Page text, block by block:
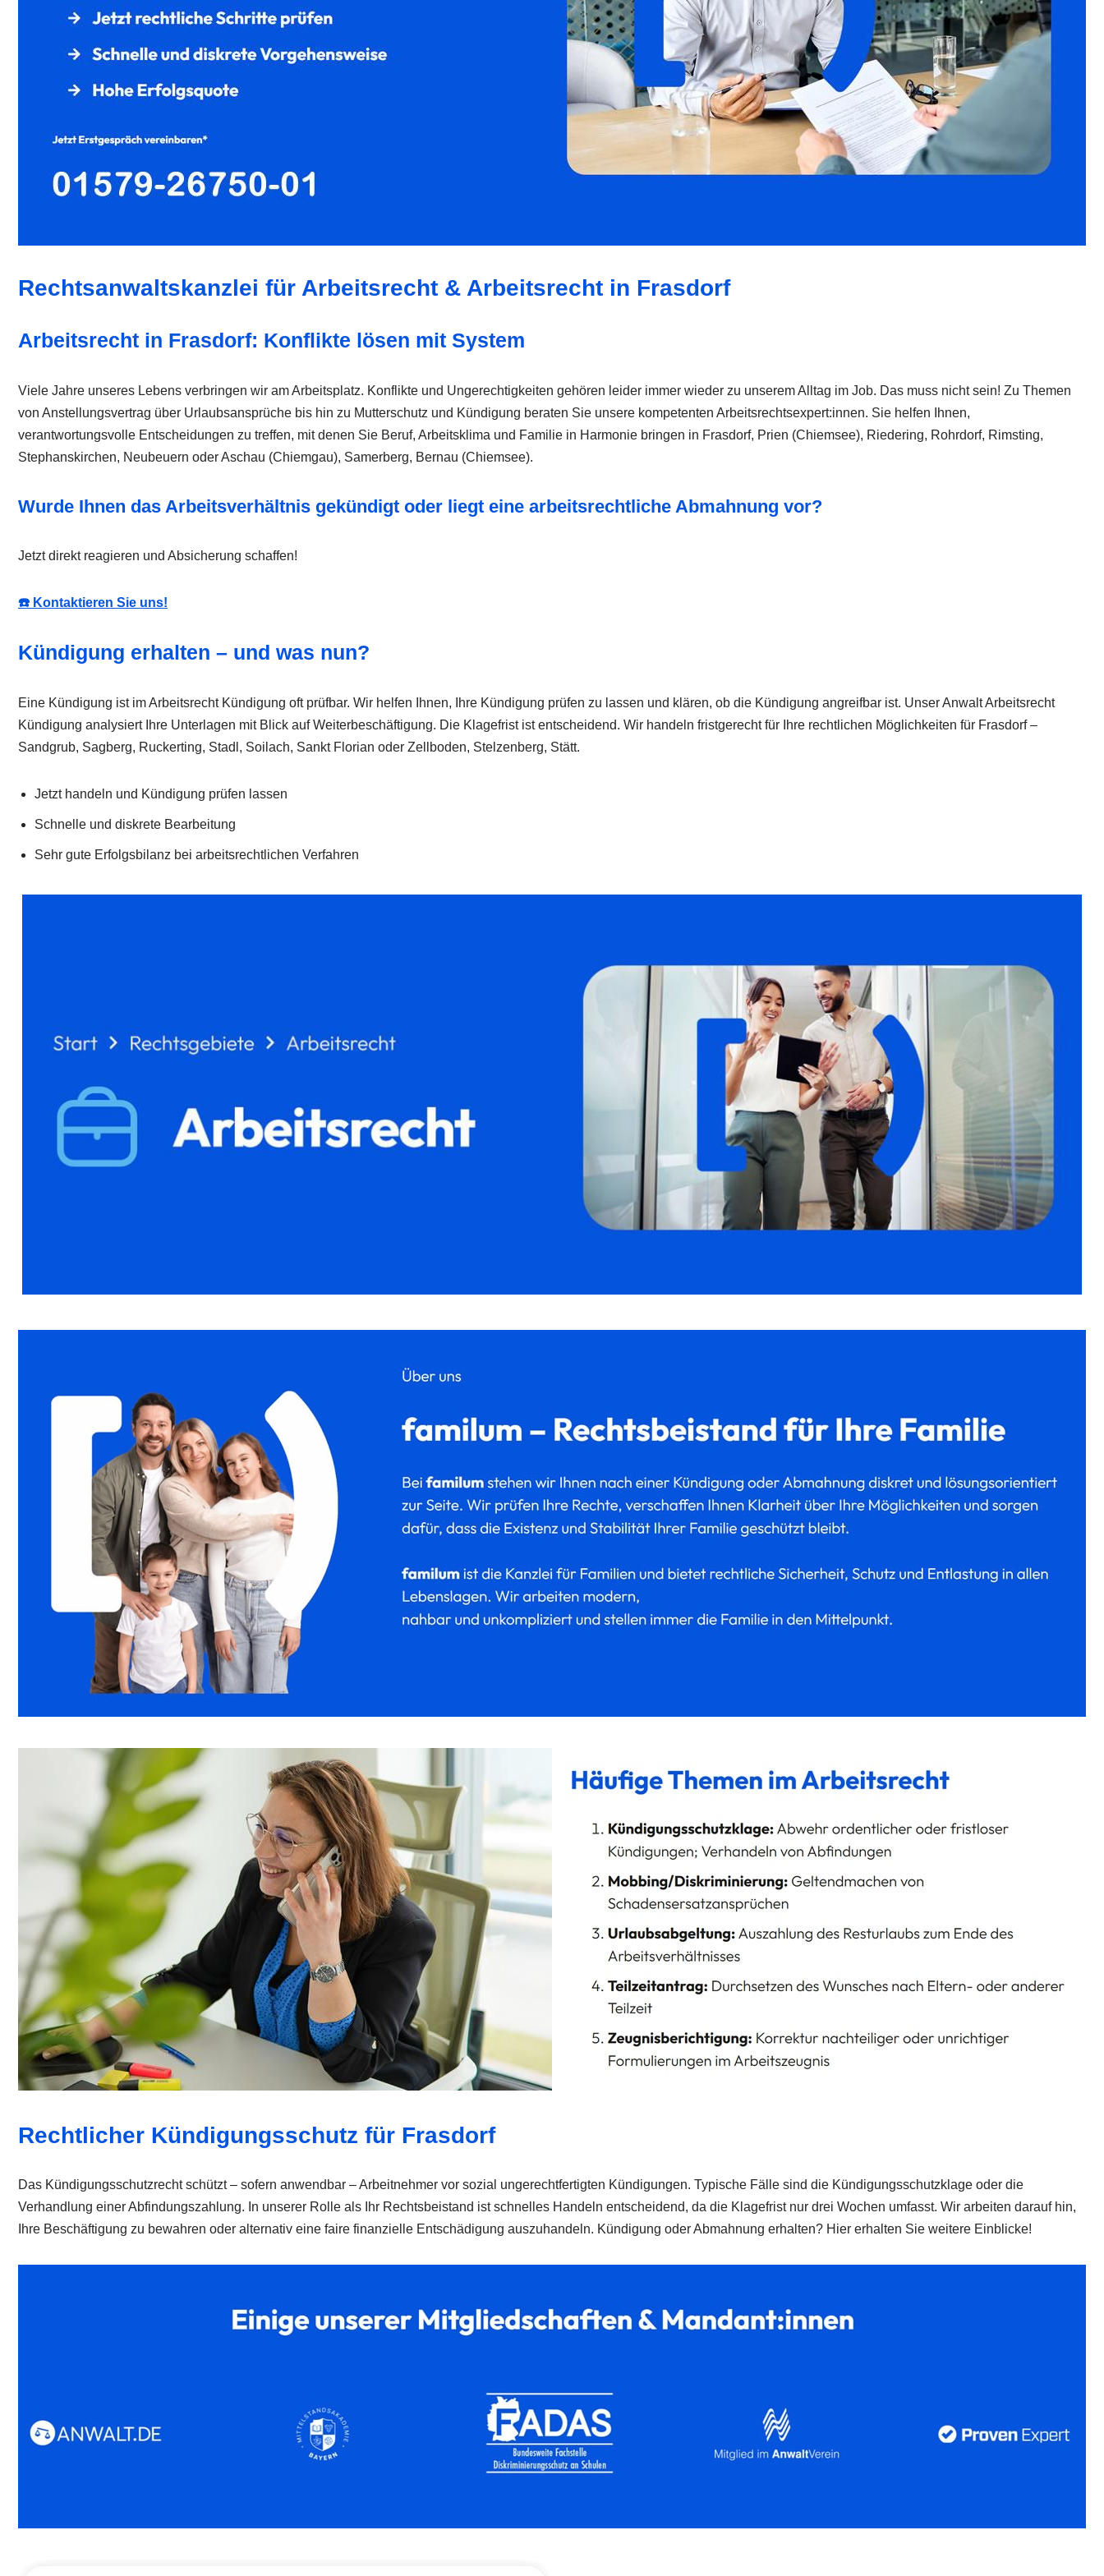
Rechtsanwaltskanzlei für Arbeitsrecht & Arbeitsrecht in Frasdorf
Arbeitsrecht in Frasdorf: Konflikte lösen mit System
Viele Jahre unseres Lebens verbringen wir am Arbeitsplatz. Konflikte und Ungerechtigkeiten gehören leider immer wieder zu unserem Alltag im Job. Das muss nicht sein! Zu Themen
von Anstellungsvertrag über Urlaubsansprüche bis hin zu Mutterschutz und Kündigung beraten Sie unsere kompetenten Arbeitsrechtsexpert:innen. Sie helfen Ihnen,
verantwortungsvolle Entscheidungen zu treffen, mit denen Sie Beruf, Arbeitsklima und Familie in Harmonie bringen in Frasdorf, Prien (Chiemsee), Riedering, Rohrdorf, Rimsting,
Stephanskirchen, Neubeuern oder Aschau (Chiemgau), Samerberg, Bernau (Chiemsee).
Wurde Ihnen das Arbeitsverhältnis gekündigt oder liegt eine arbeitsrechtliche Abmahnung vor?
Jetzt direkt reagieren und Absicherung schaffen!
☎️ Kontaktieren Sie uns!
Kündigung erhalten – und was nun?
Eine Kündigung ist im Arbeitsrecht Kündigung oft prüfbar. Wir helfen Ihnen, Ihre Kündigung prüfen zu lassen und klären, ob die Kündigung angreifbar ist. Unser Anwalt Arbeitsrecht
Kündigung analysiert Ihre Unterlagen mit Blick auf Weiterbeschäftigung. Die Klagefrist ist entscheidend. Wir handeln fristgerecht für Ihre rechtlichen Möglichkeiten für Frasdorf –
Sandgrub, Sagberg, Ruckerting, Stadl, Soilach, Sankt Florian oder Zellboden, Stelzenberg, Stätt.
Jetzt handeln und Kündigung prüfen lassen
Schnelle und diskrete Bearbeitung
Sehr gute Erfolgsbilanz bei arbeitsrechtlichen Verfahren
Rechtlicher Kündigungsschutz für Frasdorf
Das Kündigungsschutzrecht schützt – sofern anwendbar – Arbeitnehmer vor sozial ungerechtfertigten Kündigungen. Typische Fälle sind die Kündigungsschutzklage oder die
Verhandlung einer Abfindungszahlung. In unserer Rolle als Ihr Rechtsbeistand ist schnelles Handeln entscheidend, da die Klagefrist nur drei Wochen umfasst. Wir arbeiten darauf hin,
Ihre Beschäftigung zu bewahren oder alternativ eine faire finanzielle Entschädigung auszuhandeln. Kündigung oder Abmahnung erhalten? Hier erhalten Sie weitere Einblicke!